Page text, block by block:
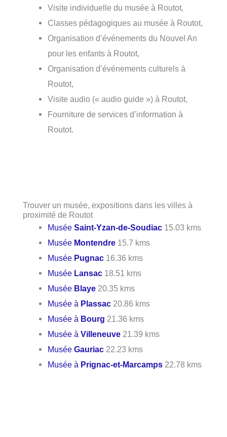
Visite individuelle du musée à Routot,
Classes pédagogiques au musée à Routot,
Organisation d’événements du Nouvel An
pour les enfants à Routot,
Organisation d’événements culturels à
Routot,
Visite audio (« audio guide ») à Routot,
Fourniture de services d’information à
Routot.
Trouver un musée, expositions dans les villes à
proximité de Routot
MuséeSaint-Yzan-de-Soudiac 15.03 kms
Musée Montendre 15.7 kms
Musée Pugnac 16.36 kms
Musée Lansac 18.51 kms
Musée Blaye 20.35 kms
Musée à Plassac 20.86 kms
Musée à Bourg 21.36 kms
Musée àVilleneuve 21.39 kms
MuséeGauriac 22.23 kms
Musée à Prignac-et-Marcamps 22.78 kms